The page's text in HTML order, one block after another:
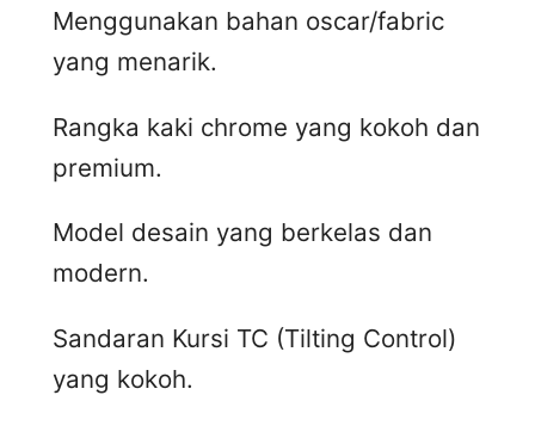
Menggunakan bahan oscar/fabric
yang menarik.
Rangka kaki chrome yang kokoh dan
premium.
Model desain yang berkelas dan
modern.
Sandaran Kursi TC (Tilting Control)
yang kokoh.